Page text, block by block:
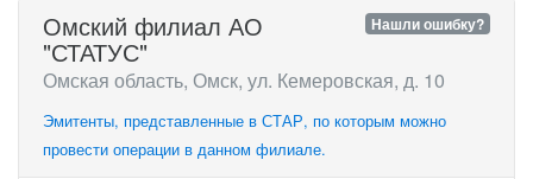
Нашли ошибку?
Омский филиал АО
"СТАТУС"
Омская область, Омск, ул. Кемеровская, д. 10
Эмитенты, представленные в СТАР, по которым можно
провести операции в данном филиале.